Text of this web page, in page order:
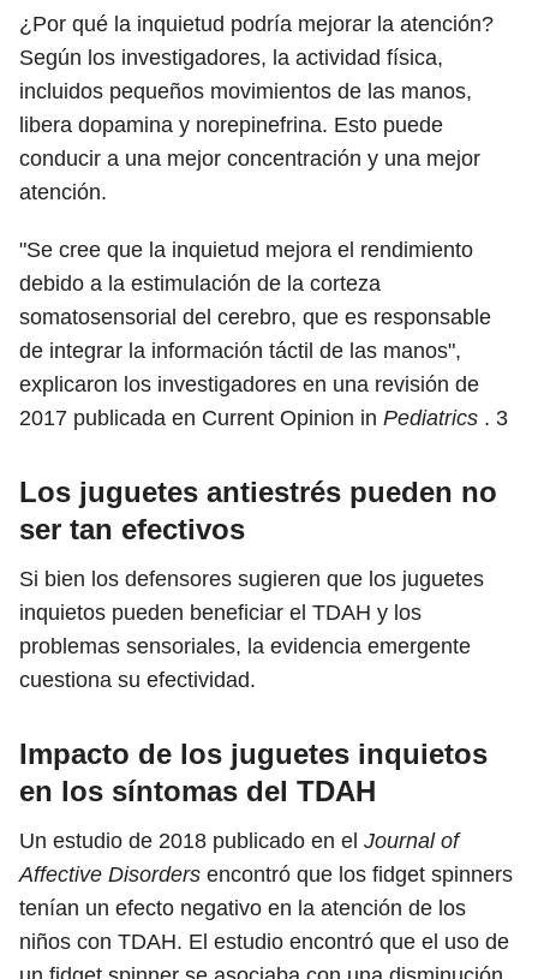
¿Por qué la inquietud podría mejorar la atención?
Según los investigadores, la actividad física,
incluidos pequeños movimientos de las manos,
libera dopamina y norepinefrina. Esto puede
conducir a una mejor concentración y una mejor
atención.
"Se cree que la inquietud mejora el rendimiento
debido a la estimulación de la corteza
somatosensorial del cerebro, que es responsable
de integrar la información táctil de las manos",
explicaron los investigadores en una revisión de
2017 publicada en Current Opinion in Pediatrics . 3
Los juguetes antiestrés pueden no
ser tan efectivos
Si bien los defensores sugieren que los juguetes
inquietos pueden beneficiar el TDAH y los
problemas sensoriales, la evidencia emergente
cuestiona su efectividad.
Impacto de los juguetes inquietos
en los síntomas del TDAH
Un estudio de 2018 publicado en el Journal of
Affective Disorders encontró que los fidget spinners
tenían un efecto negativo en la atención de los
niños con TDAH. El estudio encontró que el uso de